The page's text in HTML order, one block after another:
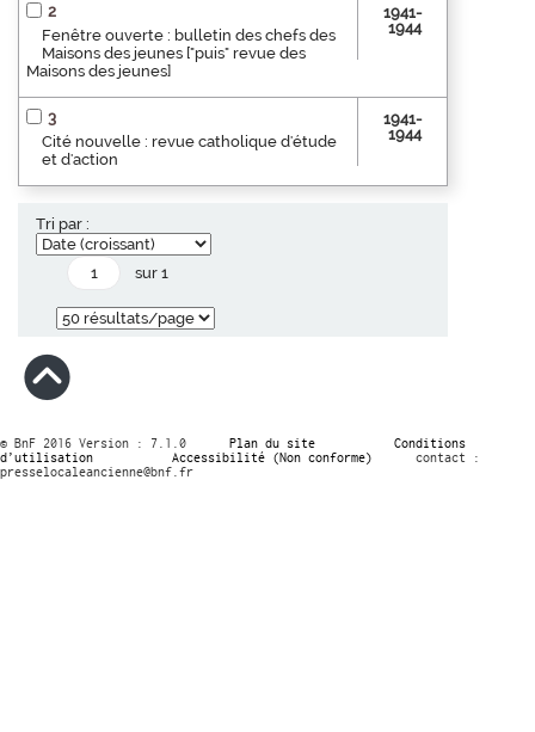
2
Fenêtre ouverte : bulletin des chefs des
Maisons des jeunes ["puis" revue des
Maisons des jeunes]
1941-
1944
3
Cité nouvelle : revue catholique d'étude
et d'action
1941-
1944
Tri par :
sur 1
© BnF 2016 Version : 7.1.0 Plan du site
Conditions
d’utilisation
Accessibilité (Non conforme)
contact :
presselocaleancienne@bnf.fr